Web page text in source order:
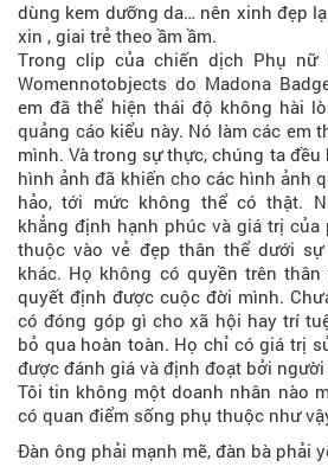
dùng kem dưỡng da… nên xinh đẹp
xin , giai trẻ theo ầm ầm.
Trong clip của chiến dịch Phụ
Womennotobjects do Madona
em đã thể hiện thái độ không hài
quảng cáo kiểu này. Nó làm các em
mình. Và trong sự thực, chúng ta
hình ảnh đã khiến cho các hình ảnh
hảo, tới mức không thể có thật.
khẳng định hạnh phúc và giá trị
thuộc vào vẻ đẹp thân thể dưới
khác. Họ không có quyền trên
quyết định được cuộc đời mình.
có đóng góp gì cho xã hội hay trí
bỏ qua hoàn toàn. Họ chỉ có giá trị
được đánh giá và định đoạt bởi
Tôi tin không một doanh nhân nào
có quan điểm sống phụ thuộc như
Đàn ông phải mạnh mẽ, đàn bà phải